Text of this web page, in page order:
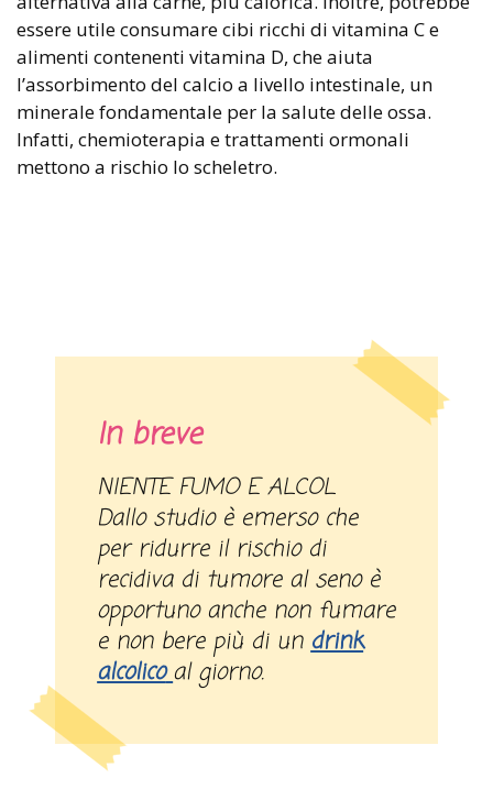
essere utile consumare cibi ricchi di vitamina C e
alimenti contenenti vitamina D, che aiuta
l’assorbimento del calcio a livello intestinale, un
minerale fondamentale per la salute delle ossa.
Infatti, chemioterapia e trattamenti ormonali
mettono a rischio lo scheletro.
In breve
NIENTE FUMO E ALCOL
Dallo studio è emerso che
per ridurre il rischio di
recidiva di tumore al seno è
opportuno anche non fumare
e non bere più di undrink
alcolico al giorno.